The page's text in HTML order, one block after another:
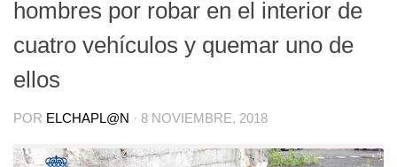
hombres por robar en el interior de
cuatro vehículos y quemar uno de
ellos
POR ELCHAPL@N · 8 NOVIEMBRE, 2018